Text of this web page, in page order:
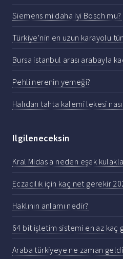
Siemens mi daha iyi Bosch mu?
Türkiye'nin en uzun karayolu
Bursa istanbul arası arabayla
Pehli nerenin yemeği?
Halıdan tahta kalemi lekesi
Ilgileneceksin
Kral Midas a neden eşek
Eczacılık için kaç net gerekir
Haklının anlamı nedir?
64 bit işletim sistemi en az kaç
Araba türkiyeye ne zaman